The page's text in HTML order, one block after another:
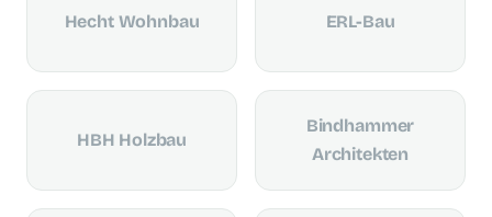
Hecht Wohnbau ERL-Bau
HBH Holzbau
Bindhammer
Architekten